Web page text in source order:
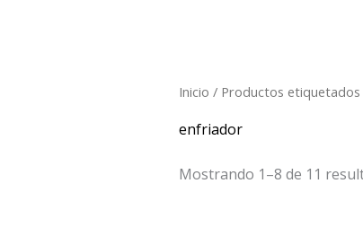
Inicio / Productos etiquetados
enfriador
Mostrando 1–8 de 11